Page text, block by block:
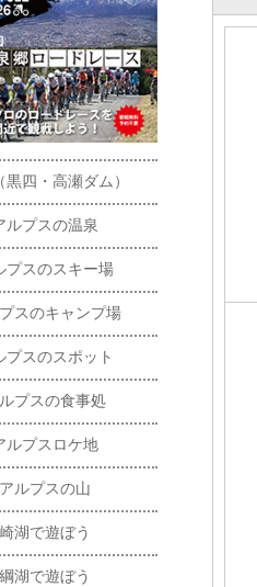
黒四・高瀬ダム）
ルプスの温泉
プスのスキー場
スのキャンプ場
プスのスポット
プスの食事処
ルプスロケ地
ルプスの山
湖で遊ぼう
湖で遊ぼう